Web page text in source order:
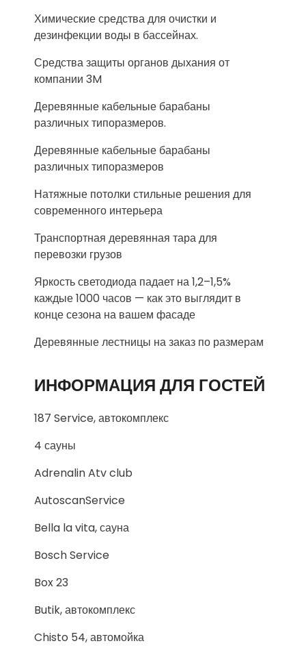
Химические средства для очистки и
дезинфекции воды в бассейнах.
Средства защиты органов дыхания от
компании 3M
Деревянные кабельные барабаны
различных типоразмеров.
Деревянные кабельные барабаны
различных типоразмеров
Натяжные потолки стильные решения для
современного интерьера
Транспортная деревянная тара для
перевозки грузов
Яркость светодиода падает на 1,2–1,5%
каждые 1000 часов — как это выглядит в
конце сезона на вашем фасаде
Деревянные лестницы на заказ по размерам
ИНФОРМАЦИЯ ДЛЯ ГОСТЕЙ
187 Service, автокомплекс
4 сауны
Adrenalin Atv club
AutoscanService
Bella la vita, сауна
Bosch Service
Box 23
Butik, автокомплекс
Chisto 54, автомойка